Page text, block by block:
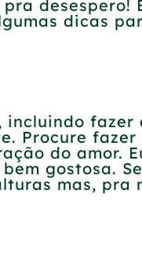
desespero!
dicas
incluindo
Procure
do amor.
gostosa.
mas, pra